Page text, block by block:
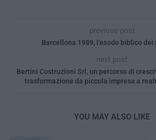
previous post
Barcellona 1989, l’esodo biblico
next post
Bertini Costruzioni Srl, un percorso di
trasformazione da piccola impresa a
YOU MAY ALSO LIKE